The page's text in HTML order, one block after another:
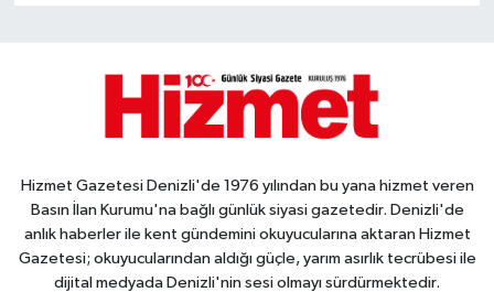
Hizmet Gazetesi Denizli'de 1976 yılından bu yana hizmet veren
Basın İlan Kurumu'na bağlı günlük siyasi gazetedir. Denizli'de
anlık haberler ile kent gündemini okuyucularına aktaran Hizmet
Gazetesi; okuyucularından aldığı güçle, yarım asırlık tecrübesi ile
dijital medyada Denizli'nin sesi olmayı sürdürmektedir.